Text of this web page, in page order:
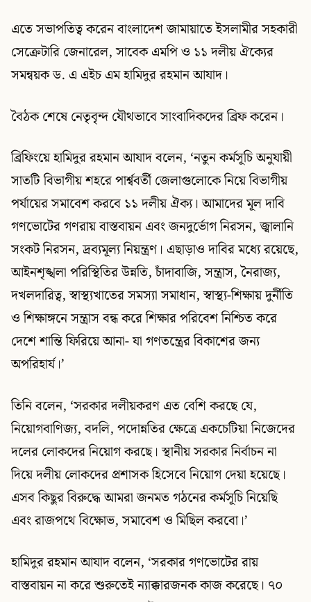
এতে সভাপতিত্ব করেন বাংলাদেশ জামায়াতে ইসলামীর সহকারী
সেক্রেটারি জেনারেল, সাবেক এমপি ও ১১ দলীয় ঐক্যের
সমন্বয়ক ড. এ এইচ এম হামিদুর রহমান আযাদ।
বৈঠক শেষে নেতৃবৃন্দ যৌথভাবে সাংবাদিকদের ব্রিফ করেন।
ব্রিফিংয়ে হামিদুর রহমান আযাদ বলেন, ‘নতুন কর্মসূচি অনুযায়ী
সাতটি বিভাগীয় শহরে পার্শ্ববর্তী জেলাগুলোকে নিয়ে বিভাগীয়
পর্যায়ের সমাবেশ করবে ১১ দলীয় ঐক্য। আমাদের মূল দাবি
গণভোটের গণরায় বাস্তবায়ন এবং জনদুর্ভোগ নিরসন, জ্বালানি
সংকট নিরসন, দ্রব্যমূল্য নিয়ন্ত্রণ। এছাড়াও দাবির মধ্যে রয়েছে,
আইনশৃঙ্খলা পরিস্থিতির উন্নতি, চাঁদাবাজি, সন্ত্রাস, নৈরাজ্য,
দখলদারিত্ব, স্বাস্থ্যখাতের সমস্যা সমাধান, স্বাস্থ্য-শিক্ষায় দুর্নীতি
ও শিক্ষাঙ্গনে সন্ত্রাস বন্ধ করে শিক্ষার পরিবেশ নিশ্চিত করে
দেশে শান্তি ফিরিয়ে আনা- যা গণতন্ত্রের বিকাশের জন্য
অপরিহার্য।’
তিনি বলেন, ‘সরকার দলীয়করণ এত বেশি করছে যে,
নিয়োগবাণিজ্য, বদলি, পদোন্নতির ক্ষেত্রে একচেটিয়া নিজেদের
দলের লোকদের নিয়োগ করছে। স্থানীয় সরকার নির্বাচন না
দিয়ে দলীয় লোকদের প্রশাসক হিসেবে নিয়োগ দেয়া হয়েছে।
এসব কিছুর বিরুদ্ধে আমরা জনমত গঠনের কর্মসূচি নিয়েছি
এবং রাজপথে বিক্ষোভ, সমাবেশ ও মিছিল করবো।’
হামিদুর রহমান আযাদ বলেন, ‘সরকার গণভোটের রায়
বাস্তবায়ন না করে শুরুতেই ন্যাক্কারজনক কাজ করেছে। ৭০